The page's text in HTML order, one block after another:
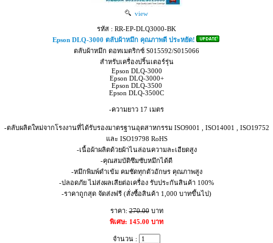
view
รหัส : RR-EP-DLQ3000-BK
Epson DLQ-3000 ตลับผ้าหมึก คุณภาพดี ประหยัด!
ตลับผ้าหมึก ดอทเมตริกซ์ S015592/S015066
สำหรับเครื่องปริ้นเตอร์รุ่น
Epson DLQ-3000
Epson DLQ-3000+
Epson DLQ-3500
Epson DLQ-3500C
-ความยาว 17 เมตร
-ตลับผลิตใหม่จากโรงงานที่ได้รับรองมาตรฐานอุตสาหกรรม ISO9001 , ISO14001 , ISO19752
และ ISO19798 RoHS
-เนื้อผ้าผลิตด้วยผ้าไนล่อนความละเอียดสูง
-คุณสมบัติซึมซับหมึกได้ดี
-หมึกพิมพ์ดำเข้ม คมชัดทุกตัวอักษร คุณภาพสูง
-ปลอดภัย ไม่ส่งผลเสียต่อเครื่อง รับประกันสินค้า 100%
-ราคาถูกสุด จัดส่งฟรี (สั่งซื้อสินค้า 1,000 บาทขึ้นไป)
ราคา:270.00บาท
พิเศษ: 145.00 บาท
จำนวน :